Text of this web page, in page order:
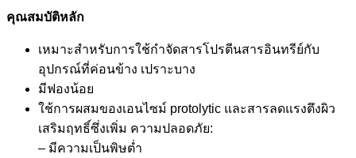
คุณสมบัติหลัก
เหมาะสำหรับการใช้กำจัดสารโปรตีนสารอินทรีย์กับ
อุปกรณ์ที่ค่อนข้าง เปราะบาง
มีฟองน้อย
ใช้การผสมของเอนไซม์ protolytic และสารลดแรงตึงผิว
เสริมฤทธิ์ซึ่งเพิ่ม ความปลอดภัย:
– มีความเป็นพิษต่ำ